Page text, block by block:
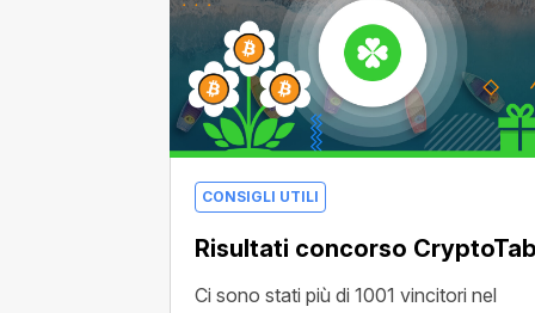
CONSIGLI UTILI
Risultati concorso CryptoTab
Ci sono stati più di 1001 vincitori nel